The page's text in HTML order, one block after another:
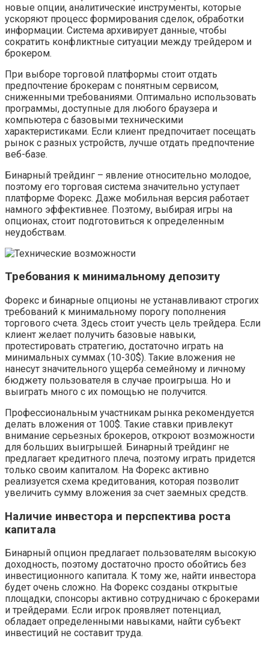
новые опции, аналитические инструменты, которые
ускоряют процесс формирования сделок, обработки
информации. Система архивирует данные, чтобы
сократить конфликтные ситуации между трейдером и
брокером.
При выборе торговой платформы стоит отдать
предпочтение брокерам с понятным сервисом,
сниженными требованиями. Оптимально использовать
программы, доступные для любого браузера и
компьютера с базовыми техническими
характеристиками. Если клиент предпочитает посещать
рынок с разных устройств, лучше отдать предпочтение
веб-базе.
Бинарный трейдинг – явление относительно молодое,
поэтому его торговая система значительно уступает
платформе Форекс. Даже мобильная версия работает
намного эффективнее. Поэтому, выбирая игры на
опционах, стоит подготовиться к определенным
неудобствам.
Требования к минимальному депозиту
Форекс и бинарные опционы не устанавливают строгих
требований к минимальному порогу пополнения
торгового счета. Здесь стоит учесть цель трейдера. Если
клиент желает получить базовые навыки,
протестировать стратегию, достаточно играть на
минимальных суммах (10-30$). Такие вложения не
нанесут значительного ущерба семейному и личному
бюджету пользователя в случае проигрыша. Но и
выиграть много с их помощью не получится.
Профессиональным участникам рынка рекомендуется
делать вложения от 100$. Такие ставки привлекут
внимание серьезных брокеров, откроют возможности
для больших выигрышей. Бинарный трейдинг не
предлагает кредитного плеча, поэтому играть придется
только своим капиталом. На Форекс активно
реализуется схема кредитования, которая позволит
увеличить сумму вложения за счет заемных средств.
Наличие инвестора и перспектива роста
капитала
Бинарный опцион предлагает пользователям высокую
доходность, поэтому достаточно просто обойтись без
инвестиционного капитала. К тому же, найти инвестора
будет очень сложно. На Форекс созданы открытые
площадки, спонсоры активно сотрудничаю с брокерами
и трейдерами. Если игрок проявляет потенциал,
обладает определенными навыками, найти субъект
инвестиций не составит труда.